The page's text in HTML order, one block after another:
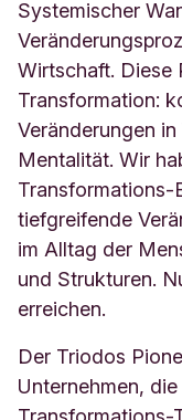
Systemischer
Wirtschaft. Diese
Transformation:
Veränderungen
Mentalität. Wir
Transformations-
tiefgreifende
im Alltag der
und Strukturen.
erreichen.
Der Triodos
Unternehmen,